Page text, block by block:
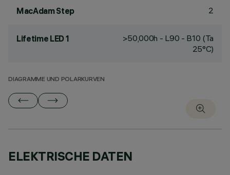
MacAdam Step 2
Lifetime LED 1
>50,000h - L90 - B10 (Ta
25°C)
DIAGRAMME UND POLARKURVEN
ELEKTRISCHE DATEN